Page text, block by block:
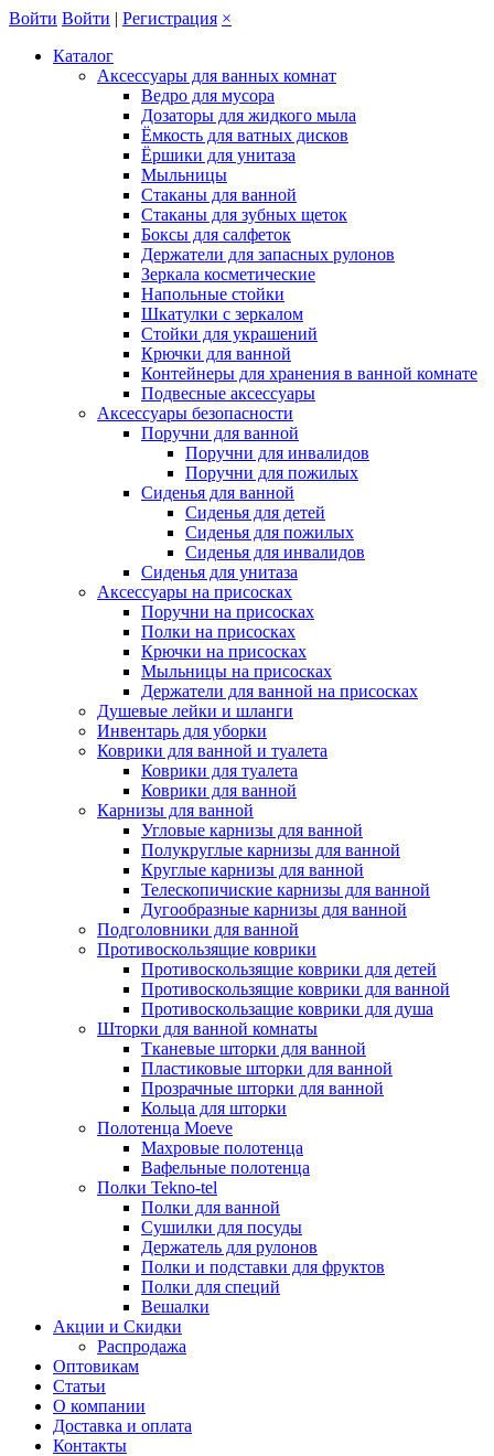
Войти Войти | Регистрация ×
Каталог
Аксессуары для ванных комнат
Ведро для мусора
Дозаторы для жидкого мыла
Ёмкость для ватных дисков
Ёршики для унитаза
Мыльницы
Стаканы для ванной
Стаканы для зубных щеток
Боксы для салфеток
Держатели для запасных рулонов
Зеркала косметические
Напольные стойки
Шкатулки с зеркалом
Стойки для украшений
Крючки для ванной
Контейнеры для хранения в ванной комнате
Подвесные аксессуары
Аксессуары безопасности
Поручни для ванной
Поручни для инвалидов
Поручни для пожилых
Сиденья для ванной
Сиденья для детей
Сиденья для пожилых
Сиденья для инвалидов
Сиденья для унитаза
Аксессуары на присосках
Поручни на присосках
Полки на присосках
Крючки на присосках
Мыльницы на присосках
Держатели для ванной на присосках
Душевые лейки и шланги
Инвентарь для уборки
Коврики для ванной и туалета
Коврики для туалета
Коврики для ванной
Карнизы для ванной
Угловые карнизы для ванной
Полукруглые карнизы для ванной
Круглые карнизы для ванной
Телескопичиские карнизы для ванной
Дугообразные карнизы для ванной
Подголовники для ванной
Противоскользящие коврики
Противоскользящие коврики для детей
Противоскользящие коврики для ванной
Противоскользащие коврики для душа
Шторки для ванной комнаты
Тканевые шторки для ванной
Пластиковые шторки для ванной
Прозрачные шторки для ванной
Кольца для шторки
Полотенца Moeve
Махровые полотенца
Вафельные полотенца
Полки Tekno-tel
Полки для ванной
Сушилки для посуды
Держатель для рулонов
Полки и подставки для фруктов
Полки для специй
Вешалки
Акции и Скидки
Распродажа
Оптовикам
Статьи
О компании
Доставка и оплата
Контакты